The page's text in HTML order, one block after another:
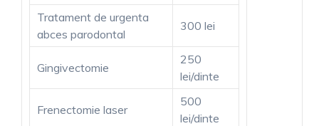
Tratament de urgenta
abces parodontal
300 lei
Gingivectomie
250
lei/dinte
Frenectomie laser
500
lei/dinte